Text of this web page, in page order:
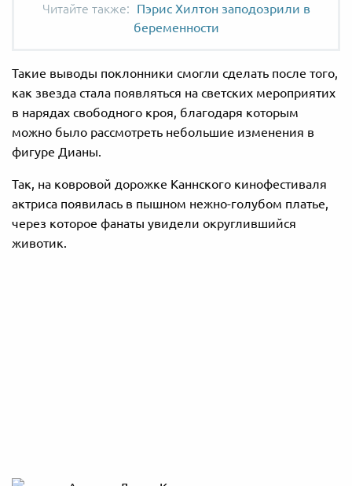
Пэрис Хилтон заподозрили в
беременности
Такие выводы поклонники смогли сделать после того,
как звезда стала появляться на светских мероприятих
в нарядах свободного кроя, благодаря которым
можно было рассмотреть небольшие изменения в
фигуре Дианы.
Так, на ковровой дорожке Каннского кинофестиваля
актриса появилась в пышном нежно-голубом платье,
через которое фанаты увидели округлившийся
животик.